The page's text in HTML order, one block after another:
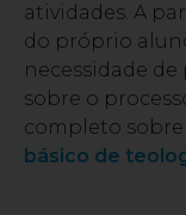
atividades. A
do próprio
necessidade de
sobre o
completo sobre
básico de